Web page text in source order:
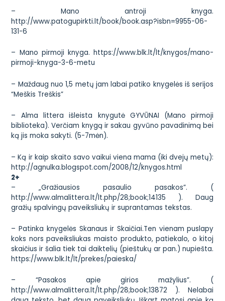
– Mano antroji knyga.
http://www.patogupirkti.lt/book/book.asp?isbn=9955-06-
131-6
– Mano pirmoji knyga.https://www.blk.lt/lt/knygos/mano-
pirmoji-knyga-3-6-metu
– Maždaug nuo 1,5 metų jam labai patiko knygelės iš serijos
“Meškis Treškis”
– Alma littera išleista knygutė GYVŪNAI (Mano pirmoji
biblioteka). Verčiam knygą ir sakau gyvūno pavadinimą bei
ką jis moka sakyti. (5-7mėn).
– Ką ir kaip skaito savo vaikui viena mama (iki dvejų metų):
http://agnulka.blogspot.com/2008/12/knygos.html
2+
– „Gražiausios pasaulio pasakos”. (
http://www.almalittera.lt/lt.php/28;book;14135 ). Daug
gražių spalvingų paveiksliukų ir suprantamas tekstas.
– Patinka knygelės Skanaus ir Skaičiai.Ten vienam puslapy
koks nors paveiksliukas maisto produkto, patiekalo, o kitoj
skaičius ir šalia tiek tai daiktelių (pieštukų ar pan.) nupiešta.
https://www.blk.lt/lt/prekes/paieska/
– “Pasakos apie girios mažylius”. (
http://www.almalittera.lt/lt.php/28;book;13872 ). Nelabai